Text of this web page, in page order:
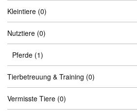
Kleintiere (0)
Nutztiere (0)
Pferde (1)
Tierbetreuung & Training (0)
Vermisste Tiere (0)